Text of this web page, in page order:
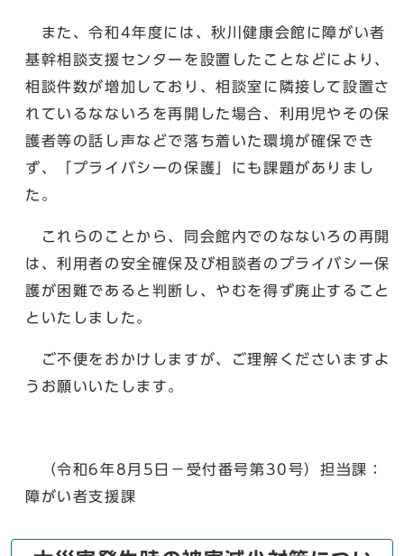
また、令和4年度には、秋川健康会館に障がい者
基幹相談支援センターを設置したことなどにより、
相談件数が増加しており、相談室に隣接して設置さ
れているなないろを再開した場合、利用児やその保
護者等の話し声などで落ち着いた環境が確保でき
ず、「プライバシーの保護」にも課題がありまし
た。
これらのことから、同会館内でのなないろの再開
は、利用者の安全確保及び相談者のプライバシー保
護が困難であると判断し、やむを得ず廃止すること
といたしました。
ご不便をおかけしますが、ご理解くださいますよ
うお願いいたします。
（令和6年8月5日－受付番号第30号）担当課：
障がい者支援課